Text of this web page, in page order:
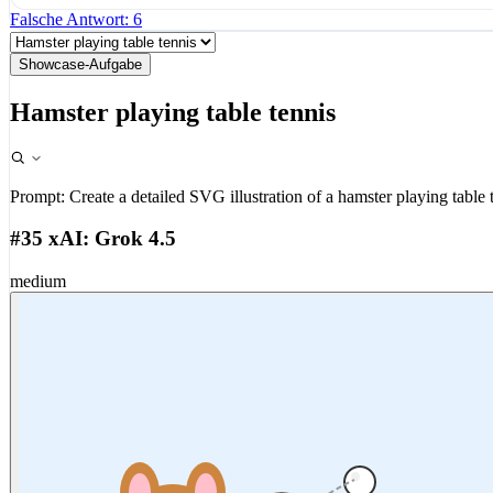
Falsche Antwort: 6
Showcase-Aufgabe
Hamster playing table tennis
Prompt: Create a detailed SVG illustration of a hamster playing table
#35 xAI: Grok 4.5
medium